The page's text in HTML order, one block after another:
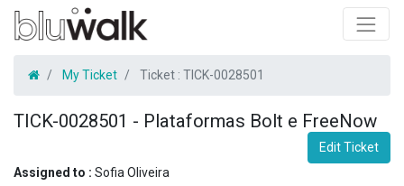
My Ticket Ticket : TICK-0028501
TICK-0028501 - Plataformas Bolt e FreeNow
Edit Ticket
Assigned to : Sofia Oliveira